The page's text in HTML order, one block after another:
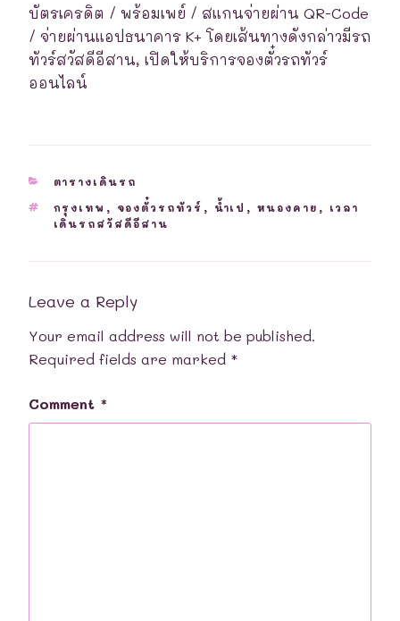
บัตรเครดิต / พร้อมเพย์ / สแกนจ่ายผ่าน QR-Code
/ จ่ายผ่านแอปธนาคาร K+ โดยเส้นทางดังกล่าวมีรถ
ทัวร์สวัสดีอีสาน, เปิดให้บริการจองตั๋วรถทัวร์
ออนไลน์
CATEGORIES
ตารางเดินรถ
TAGS
กรุงเทพ , จองตั๋วรถทัวร์ , น้ำเป , หนองคาย , เวลา
เดินรถสวัสดีอีสาน
Leave a Reply
Your email address will not be published.
Required fields are marked *
Comment *